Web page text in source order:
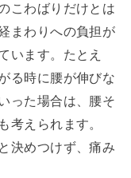
こわばりだけとは
まわりへの負担が
います。たとえ
る時に腰が伸びな
った場合は、腰そ
考えられます。
決めつけず、痛み